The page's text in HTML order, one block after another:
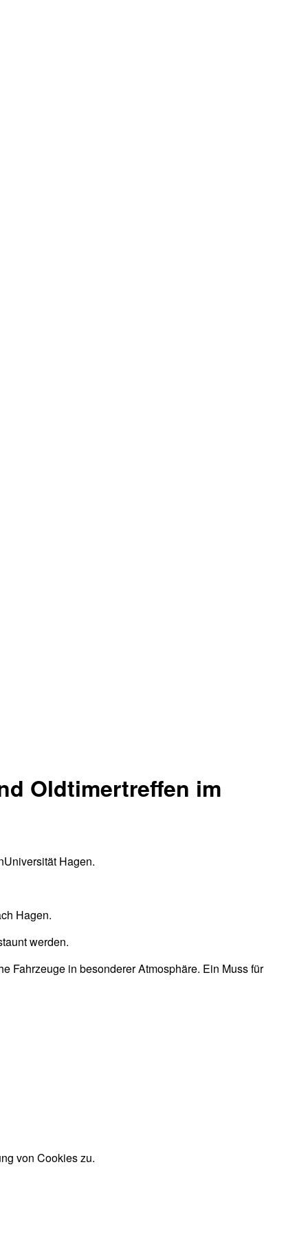
Oldtimertreffen im
Hagen.
Hagen.
werden.
Fahrzeuge in besonderer Atmosphäre. Ein Muss für
von Cookies zu.